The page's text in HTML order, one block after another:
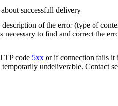
successfull delivery
description of the error (type of
necessary to find and correct the
code 5xx or if connection fails it
temporarily undeliverable. Contact